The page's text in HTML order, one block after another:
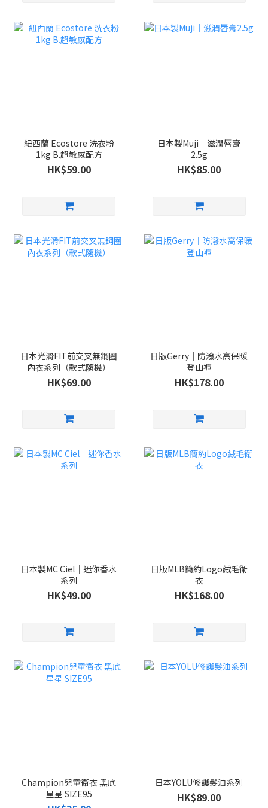
紐西蘭 Ecostore 洗衣粉
1kg B.超敏感配方
HK$59.00
日本製Muji｜滋潤唇膏
2.5g
HK$85.00
日本光滑FIT前交叉無鋼圈
內衣系列（款式隨機）
HK$69.00
日版Gerry｜防潑水高保暖
登山褲
HK$178.00
日本製MC Ciel｜迷你香水
系列
HK$49.00
日版MLB簡約Logo絨毛衛
衣
HK$168.00
Champion兒童衛衣 黑底
星星 SIZE95
日本YOLU修護髮油系列
HK$89.00